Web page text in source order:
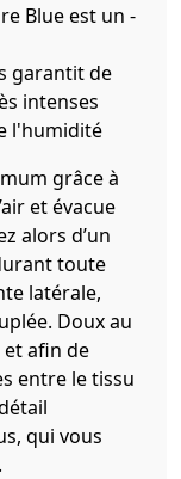
Blue est un -
garantit de
intenses
l'humidité
grâce à
et évacue
alors d’un
toute
latérale,
Doux au
et afin de
entre le tissu
qui vous